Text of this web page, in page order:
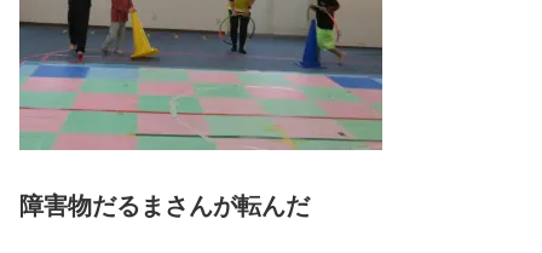
障害物だるまさんが転んだ